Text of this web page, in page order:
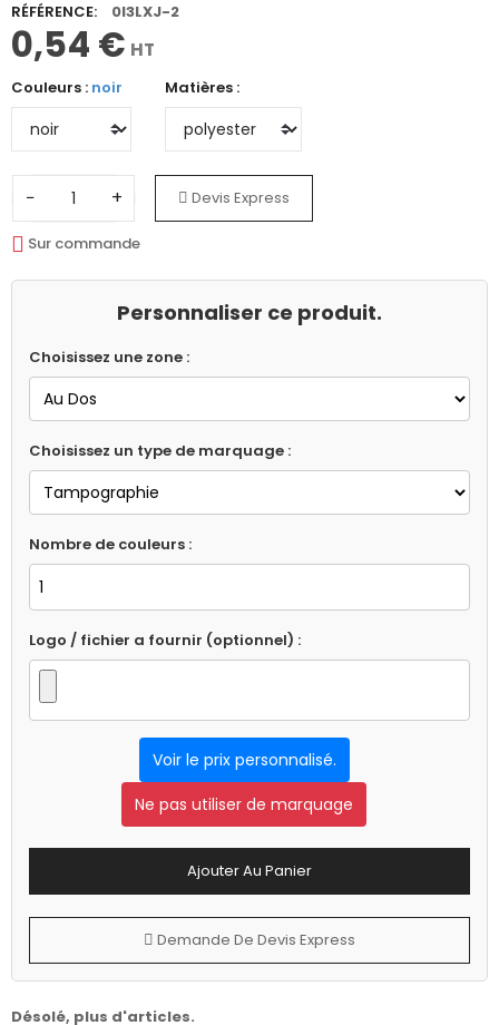
RÉFÉRENCE: 0I3LXJ-2
0,54 € HT
Couleurs : noir Matières :
− + Devis Express
Sur commande
Personnaliser ce produit.
Choisissez une zone :
Choisissez un type de marquage :
Nombre de couleurs :
Logo / fichier a fournir (optionnel) :
Voir le prix personnalisé.
Ne pas utiliser de marquage
Ajouter Au Panier
Demande De Devis Express
Désolé, plus d'articles.